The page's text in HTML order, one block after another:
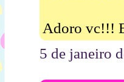
Adoro vc!!!
5 de janeiro